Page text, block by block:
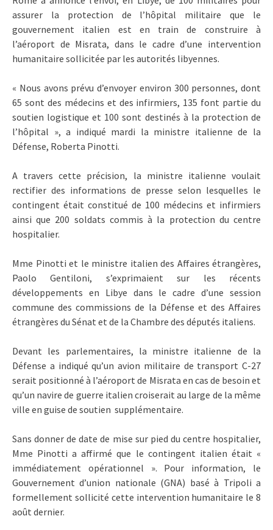
assurer la protection de l’hôpital militaire que le
gouvernement italien est en train de construire à
l’aéroport de Misrata, dans le cadre d’une intervention
humanitaire sollicitée par les autorités libyennes.
« Nous avons prévu d’envoyer environ 300 personnes, dont
65 sont des médecins et des infirmiers, 135 font partie du
soutien logistique et 100 sont destinés à la protection de
l’hôpital », a indiqué mardi la ministre italienne de la
Défense, Roberta Pinotti.
A travers cette précision, la ministre italienne voulait
rectifier des informations de presse selon lesquelles le
contingent était constitué de 100 médecins et infirmiers
ainsi que 200 soldats commis à la protection du centre
hospitalier.
Mme Pinotti et le ministre italien des Affaires étrangères,
Paolo Gentiloni, s’exprimaient sur les récents
développements en Libye dans le cadre d’une session
commune des commissions de la Défense et des Affaires
étrangères du Sénat et de la Chambre des députés italiens.
Devant les parlementaires, la ministre italienne de la
Défense a indiqué qu’un avion militaire de transport C-27
serait positionné à l’aéroport de Misrata en cas de besoin et
qu’un navire de guerre italien croiserait au large de la même
ville en guise de soutien supplémentaire.
Sans donner de date de mise sur pied du centre hospitalier,
Mme Pinotti a affirmé que le contingent italien était «
immédiatement opérationnel ». Pour information, le
Gouvernement d’union nationale (GNA) basé à Tripoli a
formellement sollicité cette intervention humanitaire le 8
août dernier.